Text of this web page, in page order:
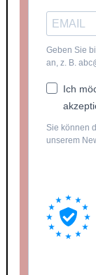
Geben Sie
an, z. B.
Ich
Sie können
unserem